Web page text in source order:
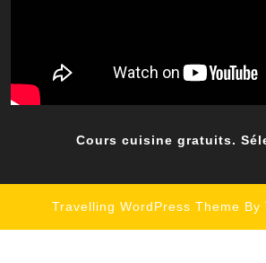
Cours cuisine gratuits.
Travelling WordPress Theme By